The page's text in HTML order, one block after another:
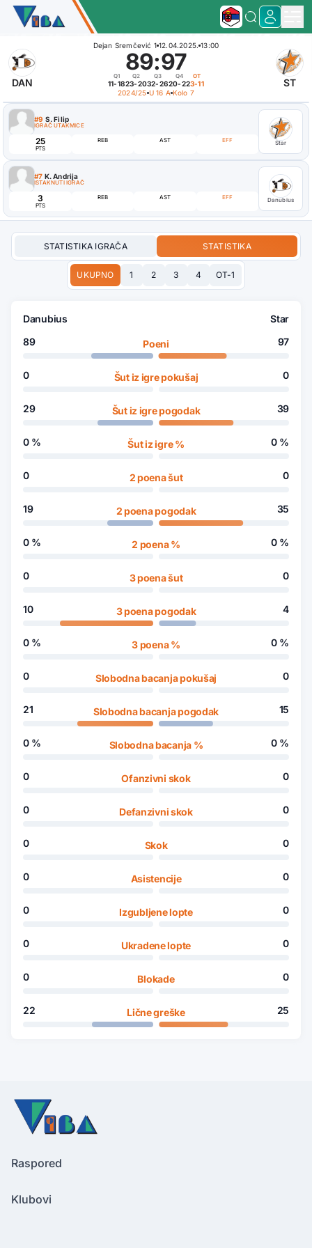
Dejan Sremčević 1 12.04.2025. 13:00
DAN
89:97
Q1
11-18
Q2
23-20
Q3
32-26
Q4
20-22
OT
3-11 ST
2024/25 U 16 A Kolo 7
#9 S. Filip
IGRAČ UTAKMICE
25
PTS
REB AST EFF Star
#7 K. Andrija
ISTAKNUTI IGRAČ
3
PTS
REB AST EFF Danubius
STATISTIKA IGRAČA STATISTIKA
UKUPNO 1 2 3 4 OT-1
Danubius
Star
89
0
29
0 %
0
19
0 %
0
10
0 %
0
21
0 %
0
0
0
0
0
0
0
22
Poeni
Šut iz igre pokušaj
Šut iz igre pogodak
Šut iz igre %
2 poena šut
2 poena pogodak
2 poena %
3 poena šut
3 poena pogodak
3 poena %
Slobodna bacanja pokušaj
Slobodna bacanja pogodak
Slobodna bacanja %
Ofanzivni skok
Defanzivni skok
Skok
Asistencije
Izgubljene lopte
Ukradene lopte
Blokade
Lične greške
97
0
39
0 %
0
35
0 %
0
4
0 %
0
15
0 %
0
0
0
0
0
0
0
25
Raspored
Klubovi